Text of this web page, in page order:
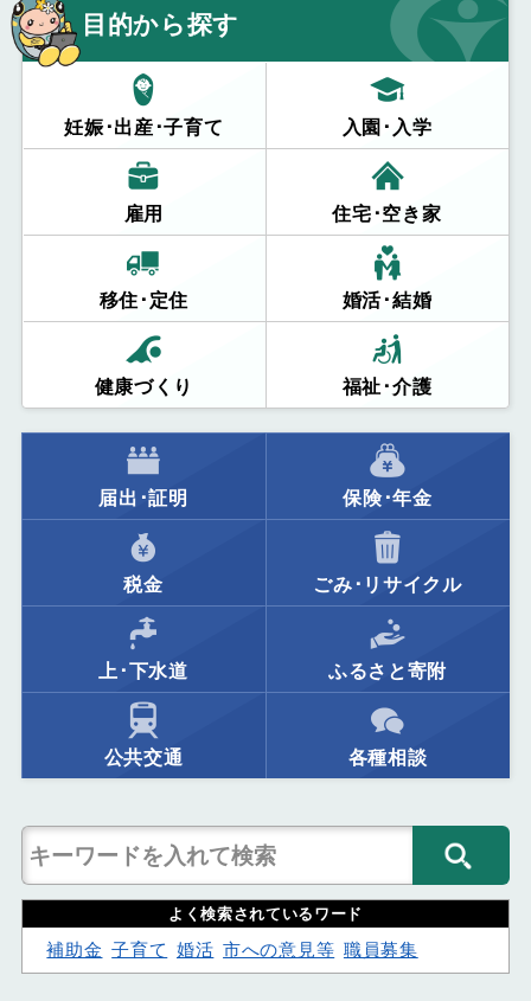
目的から探す
妊娠･出産･子育て 入園･入学
雇用 住宅･空き家
移住･定住 婚活･結婚
健康づくり 福祉･介護
届出･証明 保険･年金
税金 ごみ･リサイクル
上･下水道 ふるさと寄附
公共交通 各種相談
よく検索されているワード
補助金 子育て 婚活 市への意見等 職員募集